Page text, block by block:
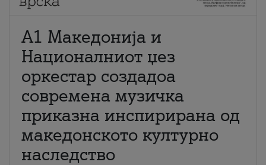
А1 Македонија и
Националниот џез
оркестар создадоа
современа музичка
приказна инспирирана од
македонското културно
наследство